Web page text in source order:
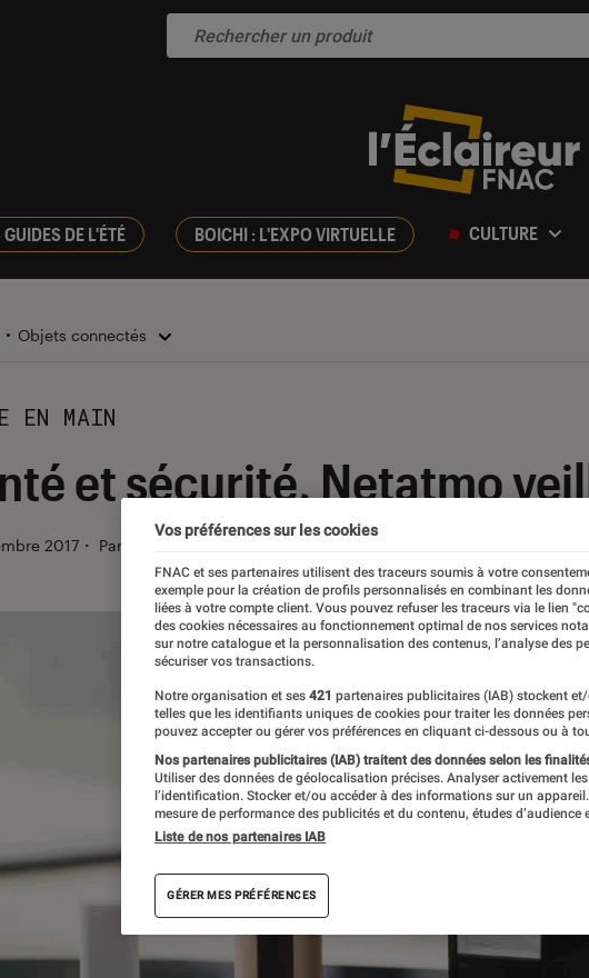
DE L'ÉTÉ BOICHI : L'EXPO VIRTUELLE CULTURE
Objets connectés
EN MAIN
et sécurité, Netatmo
2017 ・ Par Christophe RM
Vos préférences sur les cookies
FNAC et ses partenaires utilisent des traceurs soumis à votre
exemple pour la création de profils personnalisés en combinant les
liées à votre compte client. Vous pouvez refuser les traceurs via le lien
des cookies nécessaires au fonctionnement optimal de nos services
sur notre catalogue et la personnalisation des contenus, l’analyse des
sécuriser vos transactions.
Notre organisation et ses 421 partenaires publicitaires (IAB) stockent
telles que les identifiants uniques de cookies pour traiter les données
pouvez accepter ou gérer vos préférences en cliquant ci-dessous ou à
Nos partenaires publicitaires (IAB) traitent des données selon les
Utiliser des données de géolocalisation précises. Analyser activement
l’identification. Stocker et/ou accéder à des informations sur un
mesure de performance des publicités et du contenu, études d’audience
Liste de nos partenaires IAB
GÉRER MES PRÉFÉRENCES